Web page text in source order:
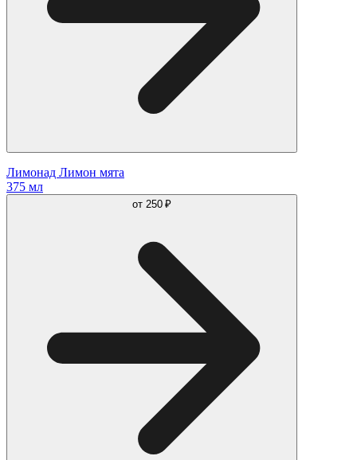
Лимонад Лимон мята
375 мл
от 250 ₽